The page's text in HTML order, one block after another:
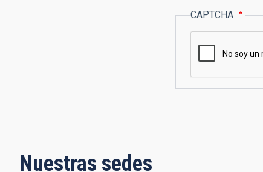
CAPTCHA
Nuestras sedes